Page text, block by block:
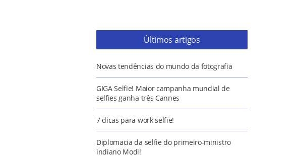
Últimos artigos
Novas tendências do mundo da fotografia
GIGA Selfie! Maior campanha mundial de
selfies ganha três Cannes
7 dicas para work selfie!
Diplomacia da selfie do primeiro-ministro
indiano Modi!